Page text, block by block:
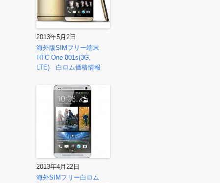
2013年5月2日
海外版SIMフリー端末
HTC One 801s(3G,
LTE) 白ロム価格情報
2013年4月22日
海外SIMフリー白ロム